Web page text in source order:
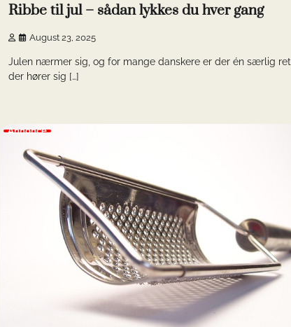
Ribbe til jul – sådan lykkes du hver gang
August 23, 2025
Julen nærmer sig, og for mange danskere er der én særlig ret,
der hører sig […]
Annonce